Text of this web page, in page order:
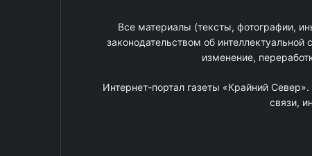
Все материалы (тексты, фотографии,
законодательством об
изменение,
Интернет-портал газеты «Крайний
связи,